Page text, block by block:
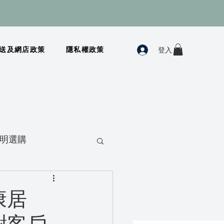
及網店政策 隱私權政策 登入
選購
居